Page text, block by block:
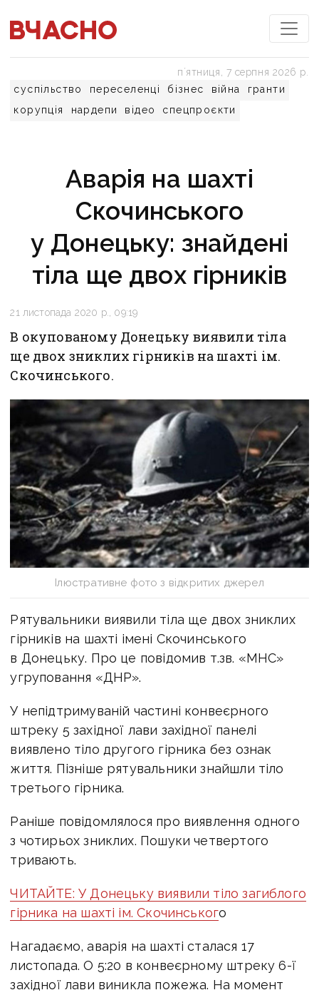
суспільство переселенці бізнес війна
гранти
корупція
нардепи відео спецпроєкти
пʼятниця, 7 серпня 2026 р.
Аварія на шахті
Скочинського
у Донецьку: знайдені
тіла ще двох гірників
21 листопада 2020 р., 09:19
В окупованому Донецьку виявили тіла
ще двох зниклих гірників на шахті ім.
Скочинського.
Ілюстративне фото з відкритих джерел
Рятувальники виявили тіла ще двох зниклих
гірників на шахті імені Скочинського
в Донецьку. Про це повідомив т.зв. «МНС»
угруповання «ДНР».
У непідтримуваній частині конвеєрного
штреку 5 західної лави західної панелі
виявлено тіло другого гірника без ознак
життя. Пізніше рятувальники знайшли тіло
третього гірника.
Раніше повідомлялося про виявлення одного
з чотирьох зниклих. Пошуки четвертого
тривають.
ЧИТАЙТЕ: У Донецьку виявили тіло загиблого
гірника на шахті ім. Скочинського
Нагадаємо, аварія на шахті сталася 17
листопада. О 5:20 в конвеєрному штреку 6-ї
західної лави виникла пожежа. На момент